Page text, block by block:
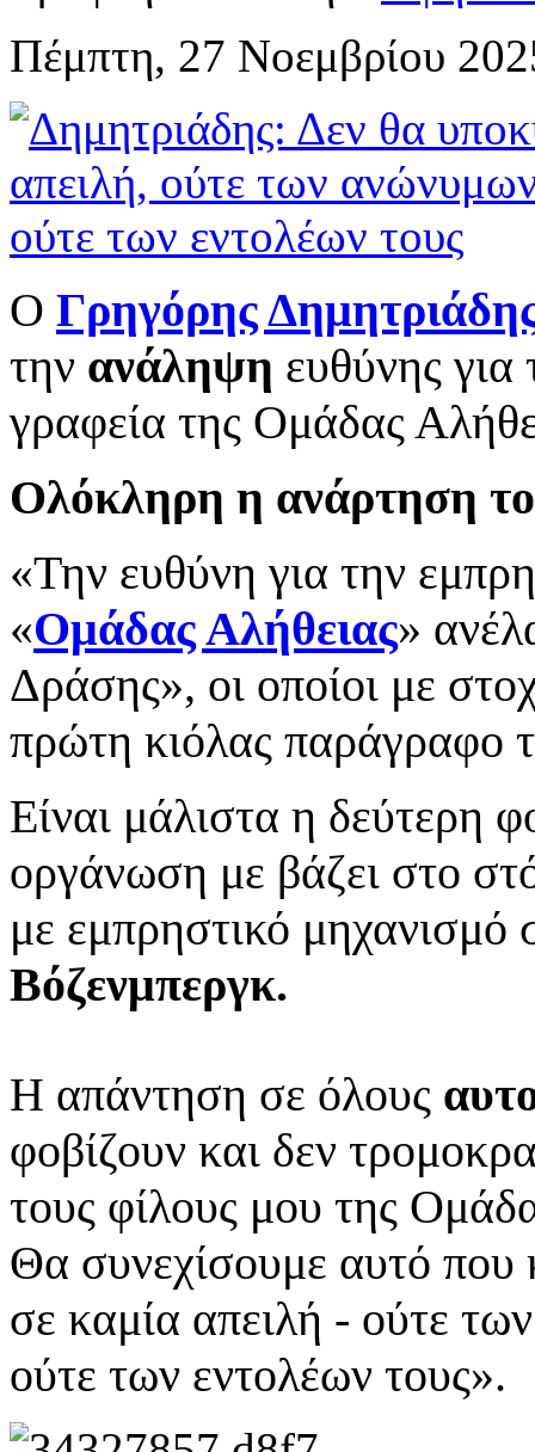
Πέμπτη, 27 Νοεμβρίου
Ο Γρηγόρης
την ανάληψη ευθύνης
γραφεία της Ομάδας
Ολόκληρη η ανάρτηση
«Την ευθύνη για την
«Ομάδας Αλήθειας»
Δράσης», οι οποίοι με
πρώτη κιόλας παράγραφο
Είναι μάλιστα η δεύτερη
οργάνωση με βάζει στο
με εμπρηστικό μηχανισμό
Βόζενμπεργκ.
Η απάντηση σε όλους
φοβίζουν και δεν
τους φίλους μου της
Θα συνεχίσουμε αυτό που
σε καμία απειλή - ούτε
ούτε των εντολέων τους».